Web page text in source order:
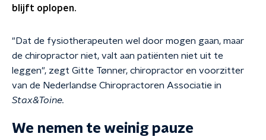
blijft oplopen.
"Dat de fysiotherapeuten wel door mogen gaan, maar
de chiropractor niet, valt aan patiënten niet uit te
leggen", zegt Gitte Tønner, chiropractor en voorzitter
van de Nederlandse Chiropractoren Associatie in
Stax&Toine.
We nemen te weinig pauze